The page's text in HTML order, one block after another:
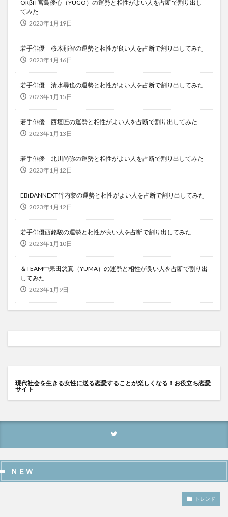
ORβIT宮島優心（YUGO）の運勢と相性がよい人を占断で割り出し
てみた
2023年1月19日
若手俳優 桜木那智の運勢と相性が良い人を占断で割り出してみた
2023年1月16日
若手俳優 清水尋也の運勢と相性がよい人を占断で割り出してみた
2023年1月15日
若手俳優 西垣匠の運勢と相性がよい人を占断で割り出してみた
2023年1月13日
若手俳優 北川尚弥の運勢と相性がよい人を占断で割り出してみた
2023年1月12日
EBiDANNEXT竹内黎の運勢と相性がよい人を占断で割り出してみた
2023年1月12日
若手俳優西銘駿の運勢と相性が良い人を占断で割り出してみた
2023年1月10日
＆TEAM中耒田悠真（YUMA）の運勢と相性が良い人を占断で割り出
してみた
2023年1月9日
現代社会を生きる女性に送る恋愛することが楽しくなる！お役立ち恋愛
サイト
ＮＥＷ
トレンド